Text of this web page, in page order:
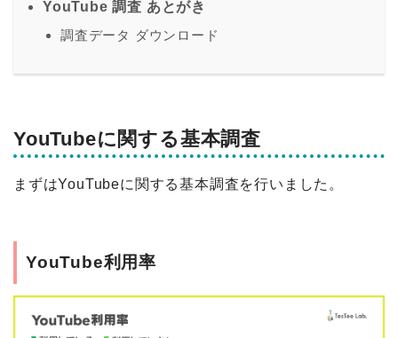
YouTube 調査 あとがき
調査データ ダウンロード
YouTubeに関する基本調査
まずはYouTubeに関する基本調査を行いました。
YouTube利用率